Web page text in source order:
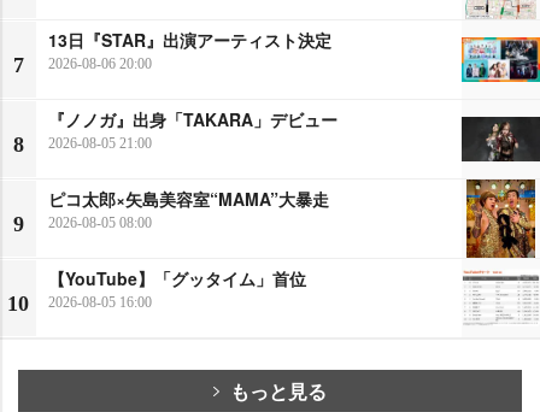
7
13日『STAR』出演アーティスト決定
2026-08-06 20:00
8
『ノノガ』出身「TAKARA」デビュー
2026-08-05 21:00
9
ピコ太郎×矢島美容室“MAMA”大暴走
2026-08-05 08:00
10
【YouTube】「グッタイム」首位
2026-08-05 16:00
もっと見る